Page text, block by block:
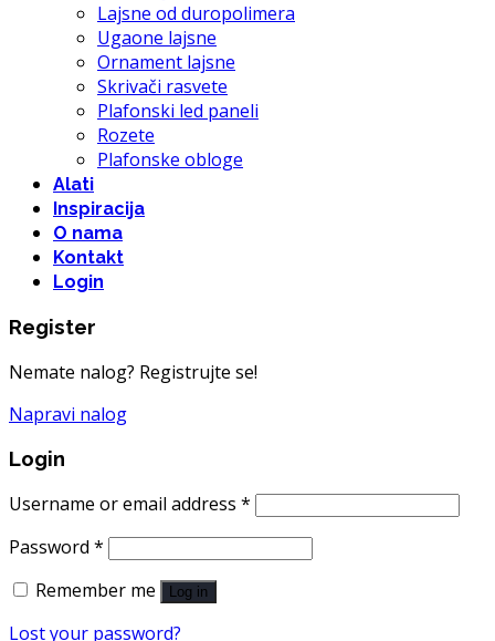
Lajsne od duropolimera
Ugaone lajsne
Ornament lajsne
Skrivači rasvete
Plafonski led paneli
Rozete
Plafonske obloge
Alati
Inspiracija
O nama
Kontakt
Login
Register
Nemate nalog? Registrujte se!
Napravi nalog
Login
Username or email address *
Password *
Remember me
Log in
Lost your password?